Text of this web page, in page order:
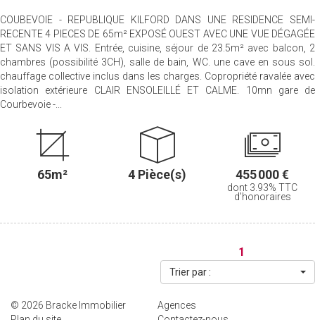
COUBEVOIE - REPUBLIQUE KILFORD DANS UNE RESIDENCE SEMI-
RECENTE 4 PIECES DE 65m² EXPOSÉ OUEST AVEC UNE VUE DÉGAGÉE
ET SANS VIS A VIS. Entrée, cuisine, séjour de 23.5m² avec balcon, 2
chambres (possibilité 3CH), salle de bain, WC. une cave en sous sol.
chauffage collective inclus dans les charges. Copropriété ravalée avec
isolation extérieure CLAIR ENSOLEILLÉ ET CALME. 10mn gare de
Courbevoie -...
65m² 4 Pièce(s) 455 000 €
dont 3.93% TTC
d'honoraires
1
Trier par :
© 2026 Bracke Immobilier
Agences